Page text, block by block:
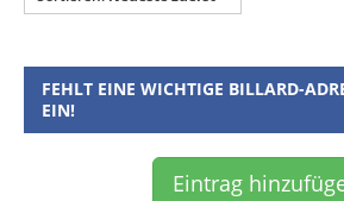
FEHLT EINE WICHTIGE BILLARD-
EIN!
Eintrag